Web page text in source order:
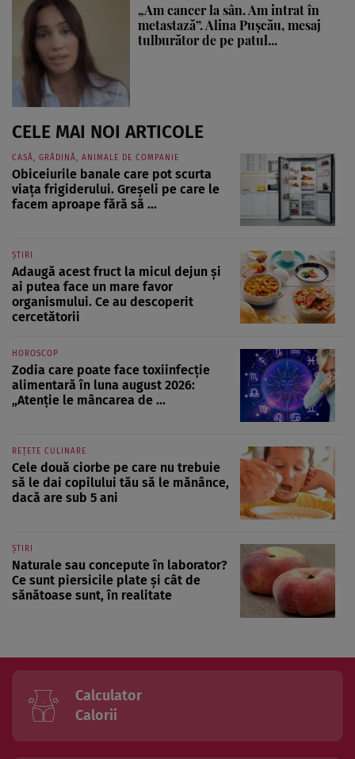
„Am cancer la sân. Am intrat în
metastază”. Alina Pușcău, mesaj
tulburător de pe patul...
CELE MAI NOI ARTICOLE
CASĂ, GRĂDINĂ, ANIMALE DE COMPANIE
Obiceiurile banale care pot scurta
viața frigiderului. Greșeli pe care le
facem aproape fără să ...
ȘTIRI
Adaugă acest fruct la micul dejun și
ai putea face un mare favor
organismului. Ce au descoperit
cercetătorii
HOROSCOP
Zodia care poate face toxiinfecție
alimentară în luna august 2026:
„Atenție le mâncarea de ...
REȚETE CULINARE
Cele două ciorbe pe care nu trebuie
să le dai copilului tău să le mănânce,
dacă are sub 5 ani
ȘTIRI
Naturale sau concepute în laborator?
Ce sunt piersicile plate și cât de
sănătoase sunt, în realitate
Calculator
Calorii